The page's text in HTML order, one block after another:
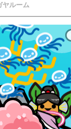
ヤルーム